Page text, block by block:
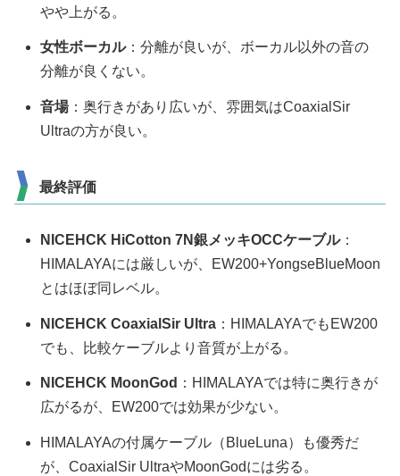
やや上がる。
女性ボーカル：分離が良いが、ボーカル以外の音の
分離が良くない。
音場：奥行きがあり広いが、雰囲気はCoaxialSir
Ultraの方が良い。
最終評価
NICEHCK HiCotton 7N銀メッキOCCケーブル：
HIMALAYAには厳しいが、EW200+YongseBlueMoon
とはほぼ同レベル。
NICEHCK CoaxialSir Ultra ：HIMALAYAでもEW200
でも、比較ケーブルより音質が上がる。
NICEHCK MoonGod ：HIMALAYAでは特に奥行きが
広がるが、EW200では効果が少ない。
HIMALAYAの付属ケーブル（BlueLuna）も優秀だ
が、CoaxialSir UltraやMoonGodには劣る。